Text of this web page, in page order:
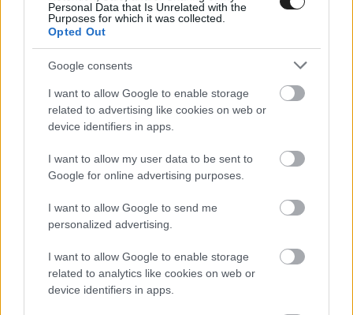
Personal Data that Is Unrelated with the
Purposes for which it was collected.
Opted Out
Google consents
I want to allow Google to enable storage
related to advertising like cookies on web or
device identifiers in apps.
I want to allow my user data to be sent to
Google for online advertising purposes.
I want to allow Google to send me
personalized advertising.
I want to allow Google to enable storage
related to analytics like cookies on web or
device identifiers in apps.
Horvátországban visszatérhetünk egy normális
eseményhez, viszont ezúttal új pályákat kell
tanulni Rijekában és környékén. Az új szakaszok
kissé kiegyenlítik a versenyképességet. Ezen
kihívások mellett az április eleji időjárás és a
eső lehetőségét, ami nagyon bonyolulttá teheti